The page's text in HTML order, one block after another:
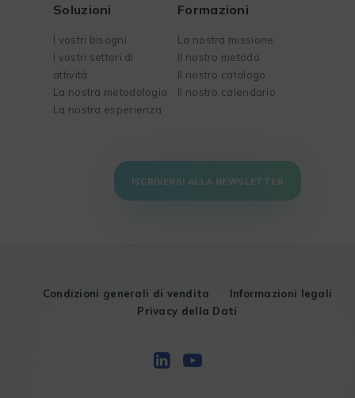
Soluzioni
I vostri bisogni
I vostri settori di
attività
La nostra metodologia
La nostra esperienza
Formazioni
La nostra missione
Il nostro metodo
Il nostro catalogo
Il nostro calendario
ISCRIVERSI ALLA NEWSLETTER
Condizioni generali di vendita
Informazioni legali
Privacy della Dati